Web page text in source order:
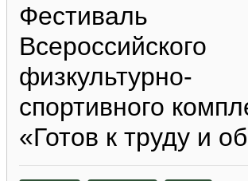
Фестиваль
Всероссийского
физкультурно-
спортивного
«Готов к труду и